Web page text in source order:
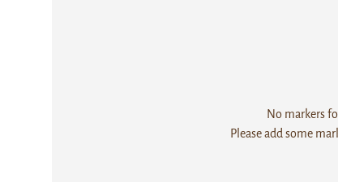
No markers
Please add some